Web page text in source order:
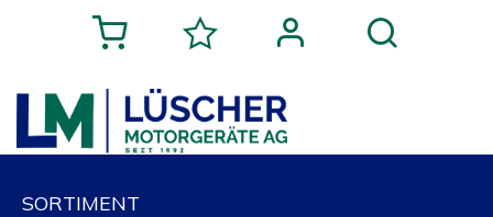
SORTIMENT